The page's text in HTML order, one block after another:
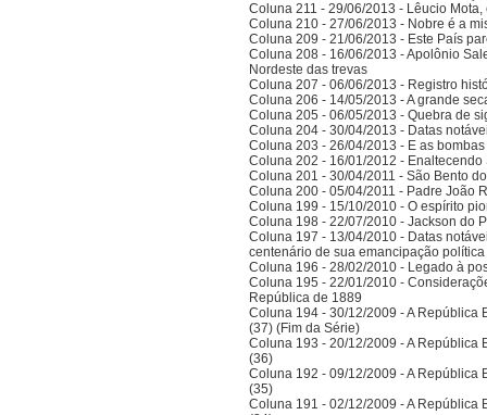
Coluna 211 - 29/06/2013 - Lêucio
Coluna 210 - 27/06/2013 - Nobre é a
Coluna 209 - 21/06/2013 - Este País
Coluna 208 - 16/06/2013 - Apolônio
Nordeste das trevas
Coluna 207 - 06/06/2013 - Registro
Coluna 206 - 14/05/2013 - A grande
Coluna 205 - 06/05/2013 - Quebra de
Coluna 204 - 30/04/2013 - Datas
Coluna 203 - 26/04/2013 - E as
Coluna 202 - 16/01/2012 -
Coluna 201 - 30/04/2011 - São Bento
Coluna 200 - 05/04/2011 - Padre João
Coluna 199 - 15/10/2010 - O espírito
Coluna 198 - 22/07/2010 - Jackson do
Coluna 197 - 13/04/2010 - Datas
centenário de sua emancipação
Coluna 196 - 28/02/2010 - Legado à
Coluna 195 - 22/01/2010 -
República de 1889
Coluna 194 - 30/12/2009 - A República
(37) (Fim da Série)
Coluna 193 - 20/12/2009 - A República
(36)
Coluna 192 - 09/12/2009 - A República
(35)
Coluna 191 - 02/12/2009 - A República